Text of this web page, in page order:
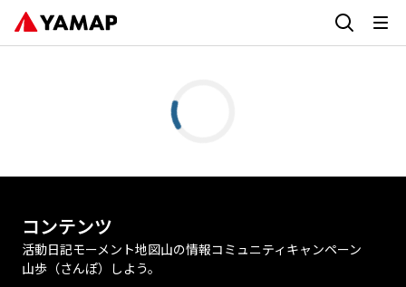
コンテンツ
活動日記モーメント地図山の情報コミュニティ キャンペーン
山歩（さんぽ）しよう。